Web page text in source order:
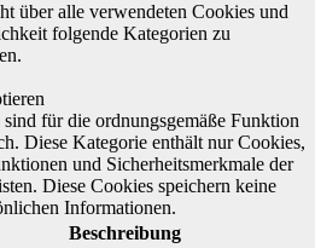
über alle verwendeten Cookies und
folgende Kategorien zu
für die ordnungsgemäße Funktion
Diese Kategorie enthält nur Cookies,
und Sicherheitsmerkmale der
Diese Cookies speichern keine
Informationen.
Beschreibung